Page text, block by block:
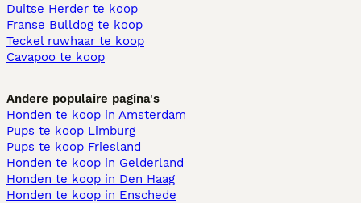
Duitse Herder te koop
Franse Bulldog te koop
Teckel ruwhaar te koop
Cavapoo te koop
Andere populaire pagina's
Honden te koop in Amsterdam
Pups te koop Limburg​
Pups te koop Friesland​
Honden te koop in Gelderland
Honden te koop in Den Haag
Honden te koop in Enschede